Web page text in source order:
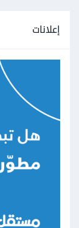
إعلانات